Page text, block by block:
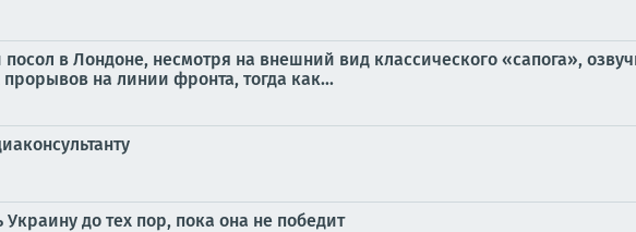
в Лондоне, несмотря на внешний вид классического «сапога»,
на линии фронта, тогда как...
до тех пор, пока она не победит